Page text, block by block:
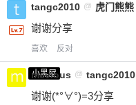
tangc2010 @ 虎门熊熊
谢谢分享
喜欢 反对
小黑屋
mevious @ tangc2010
谢谢(*°∀°)=3分享